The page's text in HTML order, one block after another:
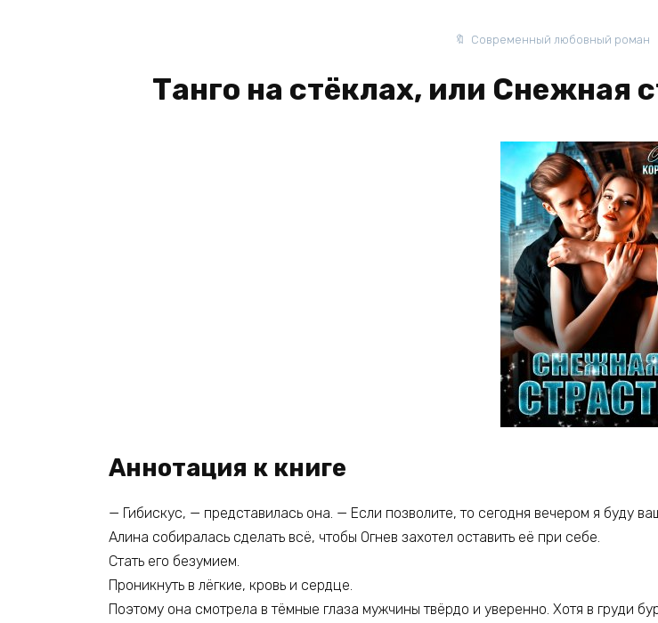
Современный любовный роман
Танго на стёклах, или Снежная
Аннотация к книге
— Гибискус, — представилась она. — Если позволите, то сегодня вечером я буду
Алина собиралась сделать всё, чтобы Огнев захотел оставить её при себе.
Стать его безумием.
Проникнуть в лёгкие, кровь и сердце.
Поэтому она смотрела в тёмные глаза мужчины твёрдо и уверенно. Хотя в груди